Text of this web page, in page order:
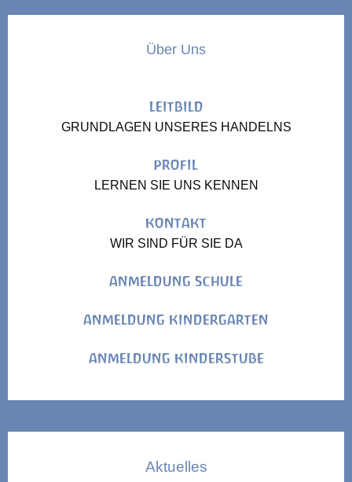
Über Uns
LEITBILD
GRUNDLAGEN UNSERES HANDELNS
PROFIL
LERNEN SIE UNS KENNEN
KONTAKT
WIR SIND FÜR SIE DA
ANMELDUNG SCHULE
ANMELDUNG KINDERGARTEN
ANMELDUNG KINDERSTUBE
Aktuelles